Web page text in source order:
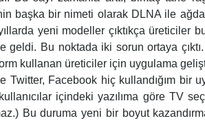
başka bir nimeti olarak DLNA ile
yeni modeller çıktıkça üreticiler
geldi. Bu noktada iki sorun ortaya
kullanan üreticiler için uygulama
Twitter, Facebook hiç kullandığım bir
içindeki yazılıma göre TV
Bu duruma yeni bir boyut